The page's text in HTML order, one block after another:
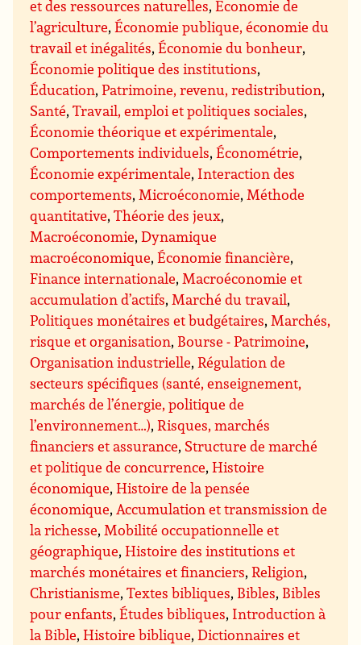
et des ressources naturelles,Économie de
l’agriculture,Économie publique, économie du
travail et inégalités,Économie du bonheur,
Économie politique des institutions,
Éducation,Patrimoine, revenu, redistribution,
Santé,Travail, emploi et politiques sociales,
Économie théorique et expérimentale,
Comportements individuels,Économétrie,
Économie expérimentale, Interaction des
comportements, Microéconomie, Méthode
quantitative,Théorie des jeux,
Macroéconomie,Dynamique
macroéconomique,Économie financière,
Finance internationale, Macroéconomie et
accumulation d’actifs, Marché du travail,
Politiques monétaires et budgétaires, Marchés,
risque et organisation, Bourse - Patrimoine,
Organisation industrielle,Régulation de
secteurs spécifiques (santé, enseignement,
marchés de l’énergie, politique de
l’environnement…),Risques, marchés
financiers et assurance, Structure de marché
et politique de concurrence,Histoire
économique,Histoire de la pensée
économique, Accumulation et transmission de
la richesse, Mobilité occupationnelle et
géographique,Histoire des institutions et
marchés monétaires et financiers,Religion,
Christianisme,Textes bibliques, Bibles, Bibles
pour enfants,Études bibliques, Introduction à
la Bible,Histoire biblique,Dictionnaires et